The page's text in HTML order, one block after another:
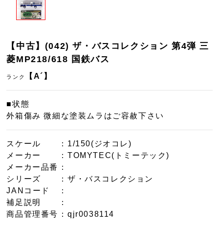
【中古】(042) ザ・バスコレクション 第4弾 三
菱MP218/618 国鉄バス
ランク 【A´】
■状態
外箱傷み 微細な塗装ムラはご容赦下さい
スケール
：1/150(ジオコレ)
メーカー
：TOMYTEC(トミーテック)
メーカー品番
：
シリーズ
：ザ・バスコレクション
JANコード
：
補足説明
：
商品管理番号 ：qjr0038114